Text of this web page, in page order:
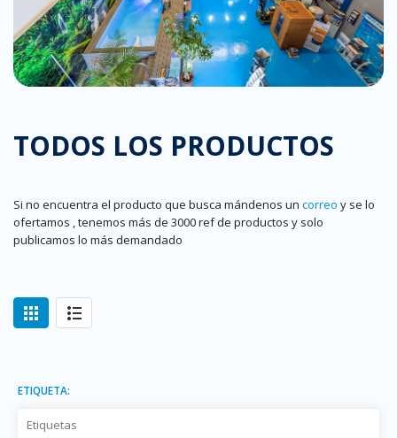
TODOS LOS PRODUCTOS
Si no encuentra el producto que busca mándenos un correo y se lo
ofertamos , tenemos más de 3000 ref de productos y solo
publicamos lo más demandado
ETIQUETA: